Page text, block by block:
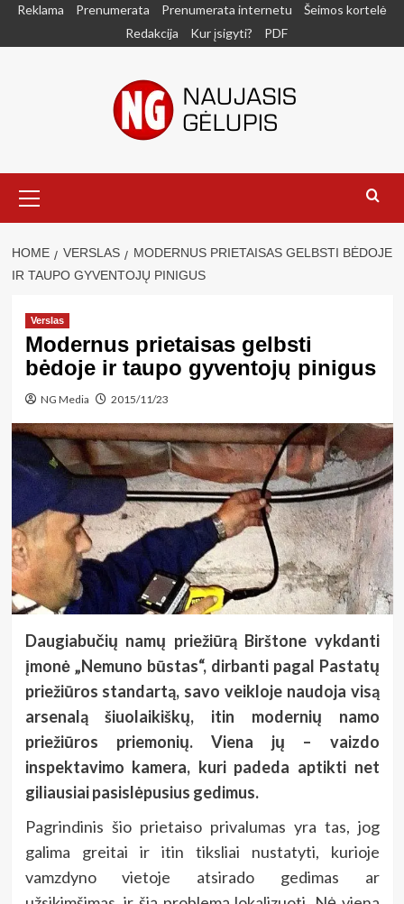
SkipReklama Prenumerata Prenumerata internetu
Šeimos kortelė
Redakcija
Kur įsigyti? PDF
Menu
HOME VERSLAS
MODERNUS PRIETAISAS GELBSTI BĖDOJE
IR TAUPO GYVENTOJŲ PINIGUS
Verslas
Modernus prietaisas gelbsti
bėdoje ir taupo gyventojų pinigus
NG Media 2015/11/23
Daugiabučių namų priežiūrą Birštone vykdanti
įmonė „Nemuno būstas“, dirbanti pagal Pastatų
priežiūros standartą, savo veikloje naudoja visą
arsenalą šiuolaikiškų, itin modernių namo
priežiūros priemonių. Viena jų – vaizdo
inspektavimo kamera, kuri padeda aptikti net
giliausiai pasislėpusius gedimus.
Pagrindinis šio prietaiso privalumas yra tas, jog
galima greitai ir itin tiksliai nustatyti, kurioje
vamzdyno vietoje atsirado gedimas ar